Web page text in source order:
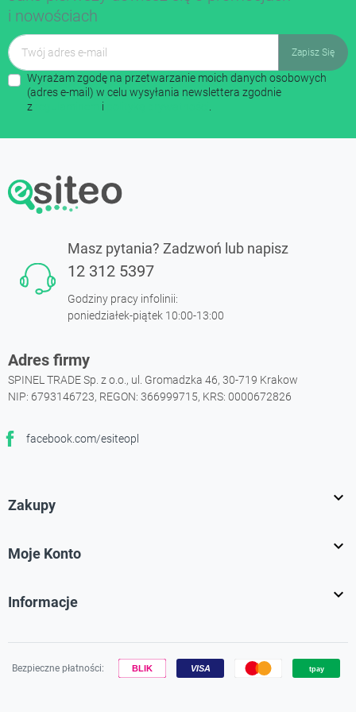
i nowościach
Wyrażam zgodę na przetwarzanie moich danych osobowych
(adres e-mail) w celu wysyłania newslettera zgodnie
z
i
Masz pytania? Zadzwoń lub napisz
12 312 5397
Godziny pracy infolinii:
poniedziałek-piątek 10:00-13:00
Adres firmy
SPINEL TRADE Sp. z o.o., ul. Gromadzka 46, 30-719 Krakow
NIP: 6793146723, REGON: 366999715, KRS: 0000672826
facebook.com/esiteopl
Facebook
Zakupy 
Moje Konto 
Informacje 
Bezpieczne płatności: